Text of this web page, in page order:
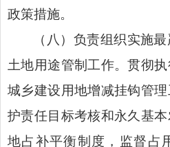
政策措施。
（八）负责组织实施
土地用途管制工作。贯彻
城乡建设用地增减挂钩管
护责任目标考核和永久基
地占补平衡制度，监督占